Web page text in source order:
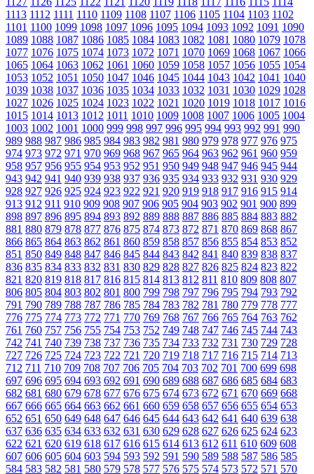
1113 1112 1111 1110 1109 1108 1107 1106 1105 1104 1103 1102
1101 1100 1099 1098 1097 1096 1095 1094 1093 1092 1091 1090
1089 1088 1087 1086 1085 1084 1083 1082 1081 1080 1079 1078
1077 1076 1075 1074 1073 1072 1071 1070 1069 1068 1067 1066
1065 1064 1063 1062 1061 1060 1059 1058 1057 1056 1055 1054
1053 1052 1051 1050 1047 1046 1045 1044 1043 1042 1041 1040
1039 1038 1037 1036 1035 1034 1033 1032 1031 1030 1029 1028
1027 1026 1025 1024 1023 1022 1021 1020 1019 1018 1017 1016
1015 1014 1013 1012 1011 1010 1009 1008 1007 1006 1005 1004
1003 1002 1001 1000 999 998 997 996 995 994 993 992 991 990
989 988 987 986 985 984 983 982 981 980 979 978 977 976 975
974 973 972 971 970 969 968 967 965 964 963 962 961 960 959
958 957 956 955 954 953 952 951 950 949 948 947 946 945 944
943 942 941 940 939 938 937 936 935 934 933 932 931 930 929
928 927 926 925 924 923 922 921 920 919 918 917 916 915 914
913 912 911 910 909 908 907 906 905 904 903 902 901 900 899
898 897 896 895 894 893 892 889 888 887 886 885 884 883 882
881 880 879 878 877 876 875 874 873 872 871 870 869 868 867
866 865 864 863 862 861 860 859 858 857 856 855 854 853 852
851 850 849 848 847 846 845 844 843 842 841 840 839 838 837
836 835 834 833 832 831 830 829 828 827 826 825 824 823 822
821 820 819 818 817 816 815 814 813 812 811 810 809 808 807
806 805 804 803 802 801 800 799 798 797 796 795 794 793 792
791 790 789 788 787 786 785 784 783 782 781 780 779 778 777
776 775 774 773 772 771 770 769 768 767 766 765 764 763 762
761 760 757 756 755 754 753 752 749 748 747 746 745 744 743
742 741 740 739 738 737 736 735 734 733 732 731 730 729 728
727 726 725 724 723 722 721 720 719 718 717 716 715 714 713
712 711 710 709 708 707 706 705 704 703 702 701 700 699 698
697 696 695 694 693 692 691 690 689 688 687 686 685 684 683
682 681 680 679 678 677 676 675 674 673 672 671 670 669 668
667 666 665 664 663 662 661 660 659 658 657 656 655 654 653
652 651 650 649 648 647 646 645 644 643 642 641 640 639 638
637 636 635 634 633 632 631 630 629 628 627 626 625 624 623
622 621 620 619 618 617 616 615 614 613 612 611 610 609 608
607 606 605 604 603 594 593 592 591 590 589 588 587 586 585
584 583 582 581 580 579 578 577 576 575 574 573 572 571 570